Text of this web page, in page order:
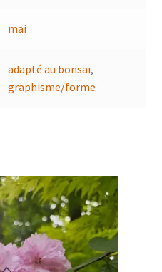
mai
adapté au bonsaï,
graphisme/forme